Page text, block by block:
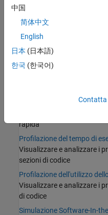
bidirezionale tra gli
Oltre a Embedded Coder
,
verifica del codice, ad
Simulink Test
Prototipazione rapida e
rapida
Profilazione del tempo di
Visualizzare e analizzare i
sezioni di codice
Profilazione dell'utilizzo
Visualizzare e analizzare i
di codice
Simulazione Software-In-
中国
简体中文
English
日本 (日本語)
한국 (한국어)
Contatta